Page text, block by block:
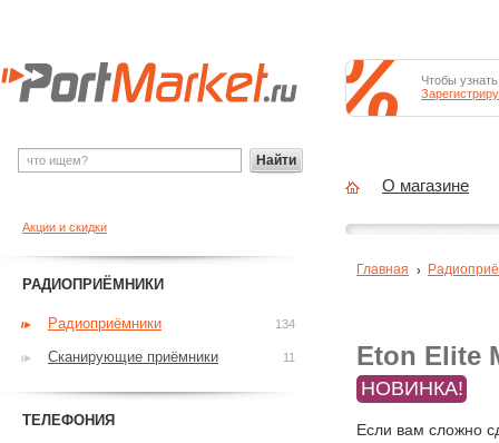
Eton Elite
НОВИНКА!
Если вам сложно
Главная
Акции и скидки
РАДИОПРИЁМНИКИ
Радиоприёмники 134
Сканирующие приёмники 11
ТЕЛЕФОНИЯ
Найти
Чтобы
О магазине